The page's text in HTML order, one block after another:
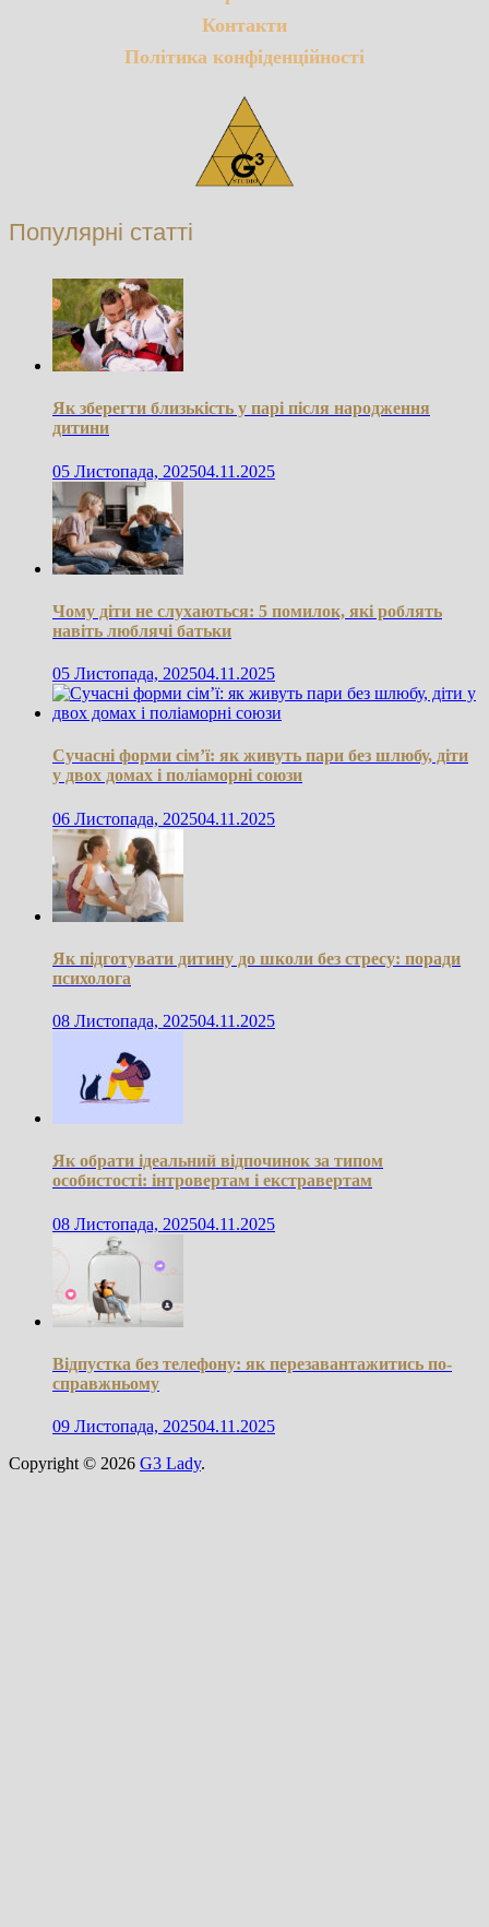
Контакти
Політика конфіденційності
Популярні статті
Як зберегти близькість у парі після народження
дитини
05 Листопада, 202504.11.2025
Чому діти не слухаються: 5 помилок, які роблять
навіть люблячі батьки
05 Листопада, 202504.11.2025
Сучасні форми сім’ї: як живуть пари без шлюбу, діти
у двох домах і поліаморні союзи
06 Листопада, 202504.11.2025
Як підготувати дитину до школи без стресу: поради
психолога
08 Листопада, 202504.11.2025
Як обрати ідеальний відпочинок за типом
особистості: інтровертам і екстравертам
08 Листопада, 202504.11.2025
Відпустка без телефону: як перезавантажитись по-
справжньому
09 Листопада, 202504.11.2025
Copyright © 2026 G3 Lady.